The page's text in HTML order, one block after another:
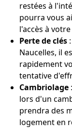
restées à
pourra vous
l'accès à
Perte de clés
Naucelles, il
rapidement
tentative
Cambriolage
lors d'un
prendra des
logement en